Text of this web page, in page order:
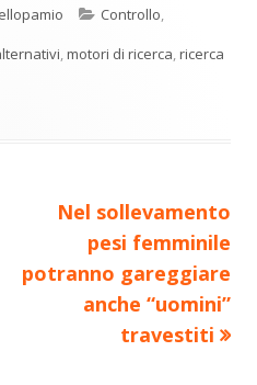
una
nuova
n
di
Categorie
Controllo,
,motori di ricerca,ricerca
Nuovo
articolo:
Nel sollevamento
pesi femminile
potranno gareggiare
anche “uomini”
travestiti